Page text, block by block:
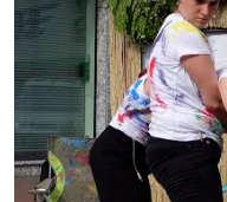
sinnentleert empfundenen -
innerhalb einer